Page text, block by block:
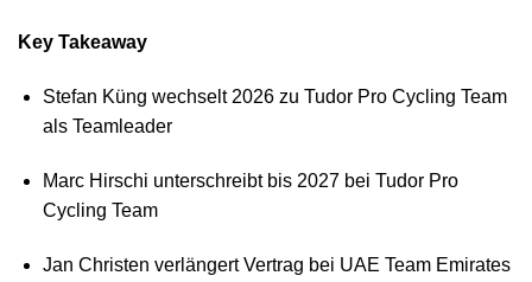
Key Takeaway
Stefan Küng wechselt 2026 zu Tudor Pro Cycling Team
als Teamleader
Marc Hirschi unterschreibt bis 2027 bei Tudor Pro
Cycling Team
Jan Christen verlängert Vertrag bei UAE Team Emirates